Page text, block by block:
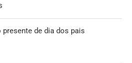
de dia dos pais